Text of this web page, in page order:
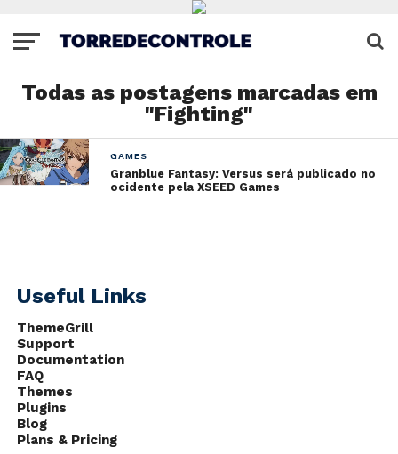
Todas as postagens marcadas em
"Fighting"
GAMES
Granblue Fantasy: Versus será publicado no
ocidente pela XSEED Games
Useful Links
ThemeGrill
Support
Documentation
FAQ
Themes
Plugins
Blog
Plans & Pricing